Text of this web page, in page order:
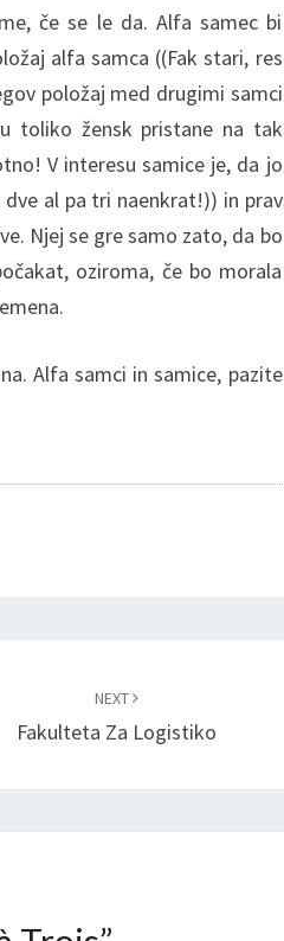
če se le da. Alfa samec bi
alfa samca ((Fak stari, res
položaj med drugimi samci
toliko žensk pristane na tak
V interesu samice je, da jo
al pa tri naenkrat!)) in prav
Njej se gre samo zato, da bo
oziroma, če bo morala
Alfa samci in samice, pazite
NEXT
Fakulteta Za Logistiko